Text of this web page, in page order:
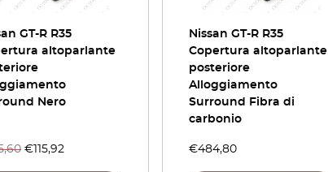
GT-R R35
altoparlante
Nero
€ 115,92
Nissan GT-R R35
Copertura altoparlante
posteriore
Alloggiamento
Surround Fibra di
carbonio
€484,80